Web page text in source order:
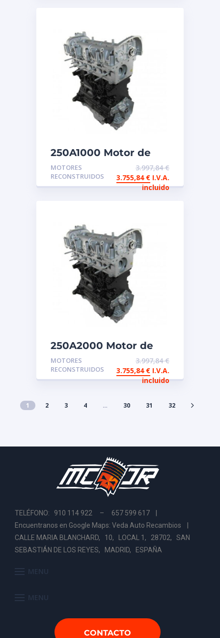
250A1000 Motor de
intercambio
reconstruido FIAT
MOTORES
RECONSTRUIDOS
3.997,84€
3.755,84 € I.V.A.
incluido
250A2000 Motor de
intercambio
reconstruido FIAT
MOTORES
RECONSTRUIDOS
3.997,84€
3.755,84 € I.V.A.
incluido
1 2 3 4 … 30 31 32
TELÉFONO: 910 114 922 – 657 599 617 |
Encuentranos en Google Maps: Veda Auto Recambios
CALLE MARIA BLANCHARD, 10, LOCAL 1, 28702, SAN
SEBASTIÁN DE LOS REYES, MADRID, ESPAÑA
MENU
MENU
CONTACTO